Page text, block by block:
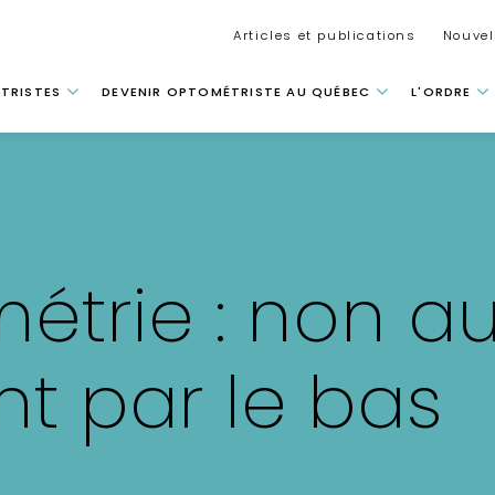
Articles et publications
principale
DEVENIR OPTOMÉTRISTE AU QUÉBEC L'ORDRE
: non au
par le bas